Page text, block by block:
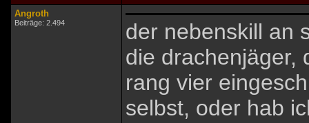
Angroth
Beiträge: 2.494
der nebenskill an
die drachenjäger,
rang vier
selbst, oder hab